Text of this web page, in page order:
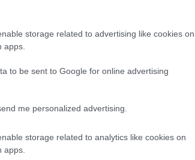
storage related to advertising like cookies on
apps.
to be sent to Google for online advertising
me personalized advertising.
storage related to analytics like cookies on
apps.
NEM INDULNÁL MŰANYAG